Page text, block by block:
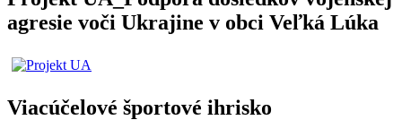
agresie voči Ukrajine v obci Veľká Lúka
Viacúčelové športové ihrisko